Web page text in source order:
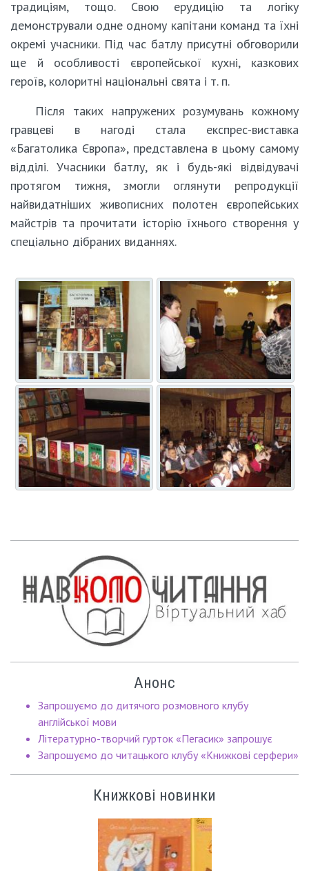
традиціям, тощо. Свою ерудицію та логіку
демонстрували одне одному капітани команд та їхні
окремі учасники. Під час батлу присутні обговорили
ще й особливості європейської кухні, казкових
героїв, колоритні національні свята і т. п.
Після таких напружених розумувань кожному
гравцеві в нагоді стала експрес-виставка
«Багатолика Європа», представлена в цьому самому
відділі. Учасники батлу, як і будь-які відвідувачі
протягом тижня, змогли оглянути репродукції
найвидатніших живописних полотен європейських
майстрів та прочитати історію їхнього створення у
спеціально дібраних виданнях.
Анонс
Запрошуємо до дитячого розмовного клубу
англійської мови
Літературно-творчий гурток «Пегасик» запрошує
Запрошуємо до читацького клубу «Книжкові серфери»
Книжкові новинки